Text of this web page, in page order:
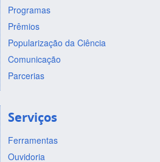
Programas
Prêmios
Popularização da Ciência
Comunicação
Parcerias
Serviços
Ferramentas
Ouvidoria